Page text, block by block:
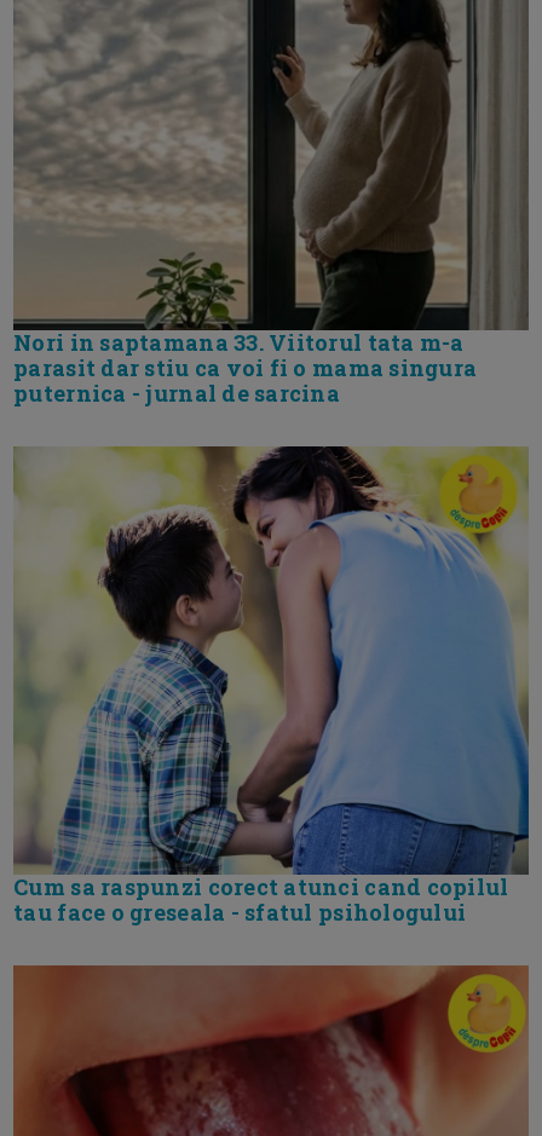
Nori in saptamana 33. Viitorul tata m-a
parasit dar stiu ca voi fi o mama singura
puternica - jurnal de sarcina
Cum sa raspunzi corect atunci cand copilul
tau face o greseala - sfatul psihologului